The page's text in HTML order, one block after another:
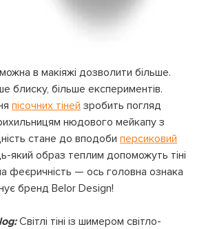
в макіяжі дозволити більше.
блиску, більше експериментів.
пісочних тіней зробить погляд
нюдового мейкапу з
стане до вподоби персиковий
який образ теплим допоможуть тіні
феєричність — ось головна ознака
бренд Belor Design!
Світлі тіні із шимером світло-